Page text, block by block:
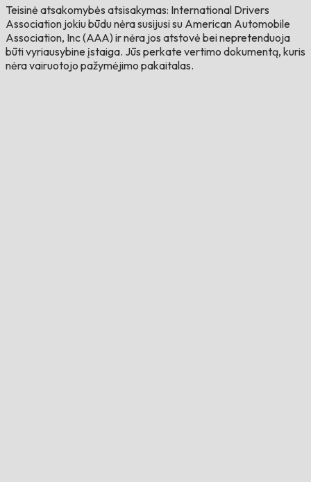
Teisinė atsakomybės atsisakymas: International Drivers
Association jokiu būdu nėra susijusi su American Automobile
Association, Inc (AAA) ir nėra jos atstovė bei nepretenduoja
būti vyriausybine įstaiga. Jūs perkate vertimo dokumentą, kuris
nėra vairuotojo pažymėjimo pakaitalas.